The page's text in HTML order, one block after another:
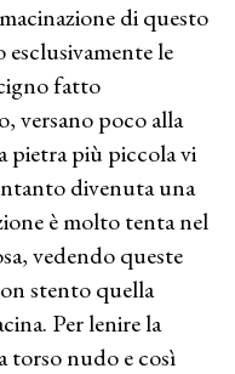
di questo
le
fatto
versano poco alla
pietra più piccola vi
divenuta una
è molto tenta nel
vedendo queste
stento quella
Per lenire la
torso nudo e così